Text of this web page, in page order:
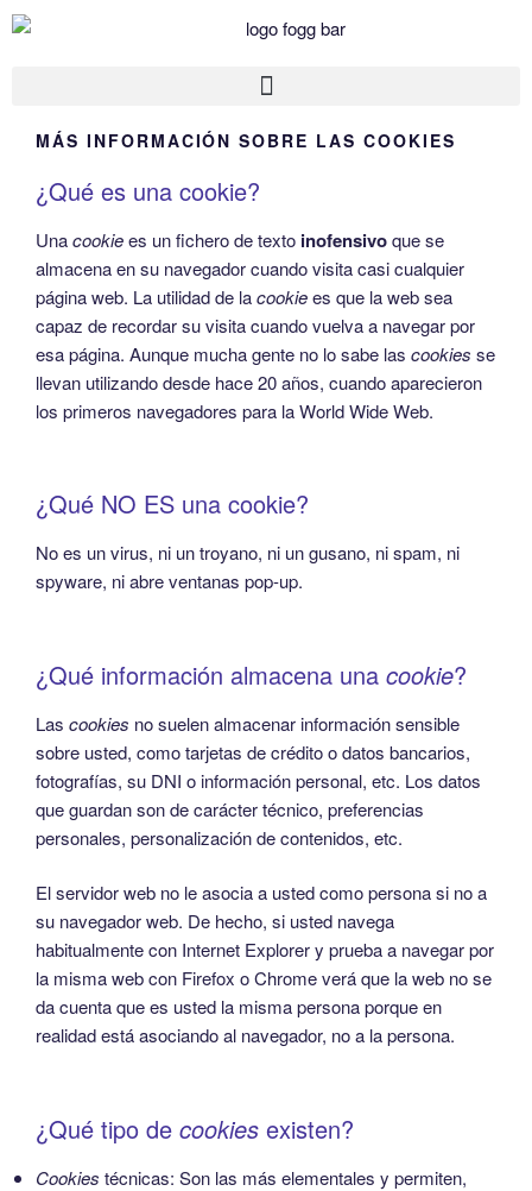
MÁS INFORMACIÓN SOBRE LAS COOKIES
¿Qué es una cookie?
Unacookiees un fichero de texto inofensivoque se
almacena en su navegador cuando visita casi cualquier
página web. La utilidad de lacookiees que la web sea
capaz de recordar su visita cuando vuelva a navegar por
esa página. Aunque mucha gente no lo sabe las cookies se
llevan utilizando desde hace 20 años, cuando aparecieron
los primeros navegadores para la World Wide Web.
¿Qué NO ES una cookie?
No es un virus, ni un troyano, ni un gusano, ni spam, ni
spyware, ni abre ventanas pop-up.
¿Qué información almacena una cookie?
Las cookies no suelen almacenar información sensible
sobre usted, como tarjetas de crédito o datos bancarios,
fotografías, su DNI o información personal, etc. Los datos
que guardan son de carácter técnico, preferencias
personales, personalización de contenidos, etc.
El servidor web no le asocia a usted como persona si no a
su navegador web. De hecho, si usted navega
habitualmente con Internet Explorer y prueba a navegar por
la misma web con Firefox o Chrome verá que la web no se
da cuenta que es usted la misma persona porque en
realidad está asociando al navegador, no a la persona.
¿Qué tipo de cookies existen?
Cookies técnicas: Son las más elementales y permiten,